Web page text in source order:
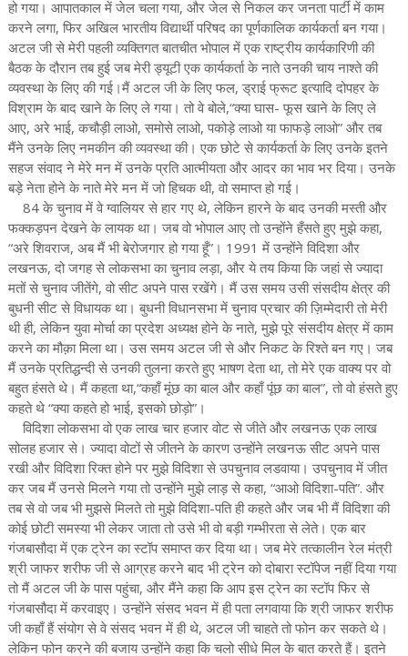
हो गया। आपातकाल में जेल चला गया, और जेल से निकल कर जनता पार्टी में काम
करने लगा, फिर अखिल भारतीय विद्यार्थी परिषद का पूर्णकालिक कार्यकर्ता बन गया।
अटल जी से मेरी पहली व्यक्तिगत बातचीत भोपाल में एक राष्ट्रीय कार्यकारिणी की
बैठक के दौरान तब हुई जब मेरी ड्यूटी एक कार्यकर्ता के नाते उनकी चाय नाश्ते की
व्यवस्था के लिए की गई।मैं अटल जी के लिए फल, ड्राई फ्रूट इत्यादि दोपहर के
विश्राम के बाद खाने के लिए ले गया। तो वे बोले,“क्या घास- फूस खाने के लिए ले
आए, अरे भाई, कचौड़ी लाओ, समोसे लाओ, पकोड़े लाओ या फाफड़े लाओ” और तब
मैंने उनके लिए नमकीन की व्यवस्था की। एक छोटे से कार्यकर्ता के लिए उनके इतने
सहज संवाद ने मेरे मन में उनके प्रति आत्मीयता और आदर का भाव भर दिया। उनके
बड़े नेता होने के नाते मेरे मन में जो हिचक थी, वो समाप्त हो गई।
84 के चुनाव में वे ग्वालियर से हार गए थे, लेकिन हारने के बाद उनकी मस्ती और
फक्कड़पन देखने के लायक था। जब वो भोपाल आए तो उन्होंने हँसते हुए मुझे कहा,
“अरे शिवराज, अब मैं भी बेरोजगार हो गया हूँ”। 1991 में उन्‍होंने विदिशा और
लखनऊ, दो जगह से लोकसभा का चुनाव लड़ा, और ये तय किया कि जहां से ज्यादा
मतों से चुनाव जीतेंगे, वो सीट अपने पास रखेंगे। मैं उस समय उसी संसदीय क्षेत्र की
बुधनी सीट से विधायक था। बुधनी विधानसभा में चुनाव प्रचार की ज़िम्मेदारी तो मेरी
थी ही, लेकिन युवा मोर्चा का प्रदेश अध्यक्ष होने के नाते, मुझे पूरे संसदीय क्षेत्र में काम
करने का मौक़ा मिला था। उस समय अटल जी से और निकट के रिश्ते बन गए। जब
मैं उनके प्रतिद्धन्‍दी से उनकी तुलना करते हुए भाषण देता था, तो मेरे एक वाक्य पर वो
बहुत हंसते थे। मैं कहता था,“कहाँ मूंछ का बाल और कहाँ पूंछ का बाल”, तो वो हंसते हुए
कहते थे “क्या कहते हो भाई, इसको छोड़ो”।
विदिशा लोकसभा वो एक लाख चार हजार वोट से जीते और लखनऊ एक लाख
सोलह हजार से। ज्यादा वोटों से जीतने के कारण उन्होंने लखनऊ सीट अपने पास
रखी और विदिशा रिक्त होने पर मुझे विदिशा से उपचुनाव लडवाया। उपचुनाव में जीत
कर जब मैं उनसे मिलने गया तो उन्होंने मुझे लाड़ से कहा, “आओ विदिशा-पति”. और
तब से वो जब भी मुझसे मिलते तो मुझे विदिशा-पति ही कहते और जब भी मैं विदिशा की
कोई छोटी समस्या भी लेकर जाता तो उसे भी वो बड़ी गम्भीरता से लेते। एक बार
गंजबासौदा में एक ट्रेन का स्टॉप समाप्त कर दिया था। जब मेरे तत्कालीन रेल मंत्री
श्री जाफर शरीफ जी से आग्रह करने बाद भी ट्रेन को दोबारा स्टॉपेज नहीं दिया गया
तो मैं अटल जी के पास पहुंचा, और मैंने कहा कि आप इस ट्रेन का स्टॉप फिर से
गंजबासौदा में करवाइए। उन्होंने संसद भवन में ही पता लगवाया कि श्री जाफर शरीफ
जी कहाँ हैं संयोग से वे संसद भवन में ही थे, अटल जी चाहते तो फोन कर सकते थे।
लेकिन फोन करने की बजाय उन्होंने कहा कि चलो सीधे मिल के बात करते हैं। इतने